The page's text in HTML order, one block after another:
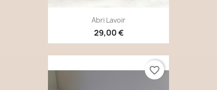
Abri Lavoir
29,00 €
favorite_border